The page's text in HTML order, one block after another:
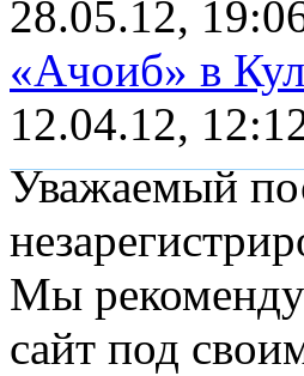
28.05.12,
«Ачоиб» в
12.04.12,
Уважаемый
Мы
сайт под